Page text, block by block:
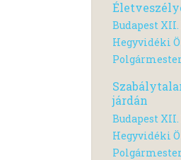
Budapest
Hegyvidéki
járdán
Budapest
Hegyvidéki